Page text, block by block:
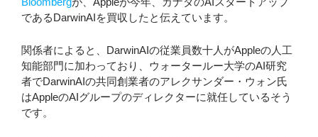
であるDarwinAIを買収したと伝えています。
関係者によると、DarwinAIの従業員数十人がAppleの人工
知能部門に加わっており、ウォータールー大学のAI研究
者でDarwinAIの共同創業者のアレクサンダー・ウォン氏
はAppleのAIグループのディレクターに就任しているそう
です。